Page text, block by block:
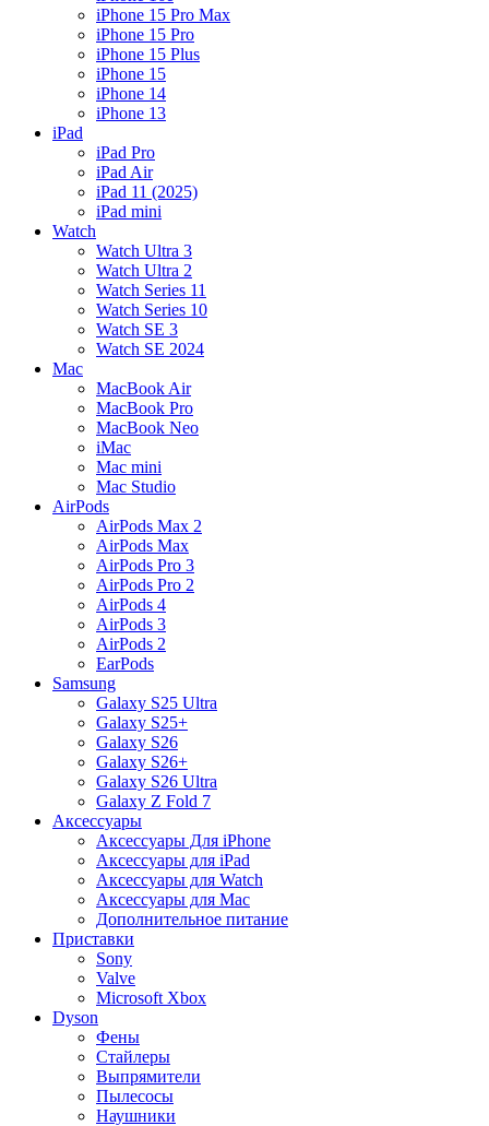
iPhone 15 Pro Max
iPhone 15 Pro
iPhone 15 Plus
iPhone 15
iPhone 14
iPhone 13
iPad
iPad Pro
iPad Air
iPad 11 (2025)
iPad mini
Watch
Watch Ultra 3
Watch Ultra 2
Watch Series 11
Watch Series 10
Watch SE 3
Watch SE 2024
Mac
MacBook Air
MacBook Pro
MacBook Neo
iMac
Mac mini
Mac Studio
AirPods
AirPods Max 2
AirPods Max
AirPods Pro 3
AirPods Pro 2
AirPods 4
AirPods 3
AirPods 2
EarPods
Samsung
Galaxy S25 Ultra
Galaxy S25+
Galaxy S26
Galaxy S26+
Galaxy S26 Ultra
Galaxy Z Fold 7
Аксессуары
Аксессуары Для iPhone
Аксессуары для iPad
Аксессуары для Watch
Аксессуары для Mac
Дополнительное питание
Приставки
Sony
Valve
Microsoft Xbox
Dyson
Фены
Стайлеры
Выпрямители
Пылесосы
Наушники